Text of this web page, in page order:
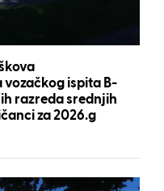
ispita B-
razreda srednjih
za 2026.g